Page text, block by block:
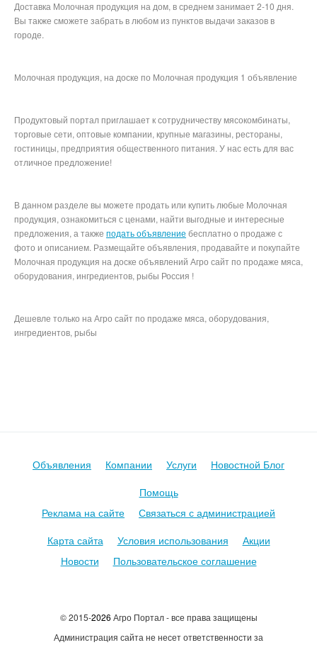
Доставка Молочная продукция на дом, в среднем занимает 2-10 дня.
Вы также сможете забрать в любом из пунктов выдачи заказов в
городе.
Молочная продукция, на доске по Молочная продукция 1 объявление
Продуктовый портал приглашает к сотрудничеству мясокомбинаты,
торговые сети, оптовые компании, крупные магазины, рестораны,
гостиницы, предприятия общественного питания. У нас есть для вас
отличное предложение!
В данном разделе вы можете продать или купить любые Молочная
продукция, ознакомиться с ценами, найти выгодные и интересные
предложения, а также подать объявление бесплатно о продаже с
фото и описанием. Размещайте объявления, продавайте и покупайте
Молочная продукция на доске объявлений Агро сайт по продаже мяса,
оборудования, ингредиентов, рыбы Россия !
Дешевле только на Агро сайт по продаже мяса, оборудования,
ингредиентов, рыбы
© 2015-2026 Агро Портал - все права защищены
Администрация сайта не несет ответственности за
Объявления Компании Услуги
Новостной Блог
Помощь
Реклама на сайте
Связаться с администрацией
Карта сайта
Условия использования
Акции
Новости
Пользовательское соглашение